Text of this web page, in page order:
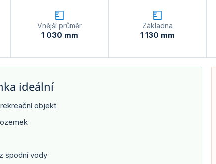
Vnější průměr
1 030 mm
Základna
1 130 mm
ideální
objekt
spodní vody